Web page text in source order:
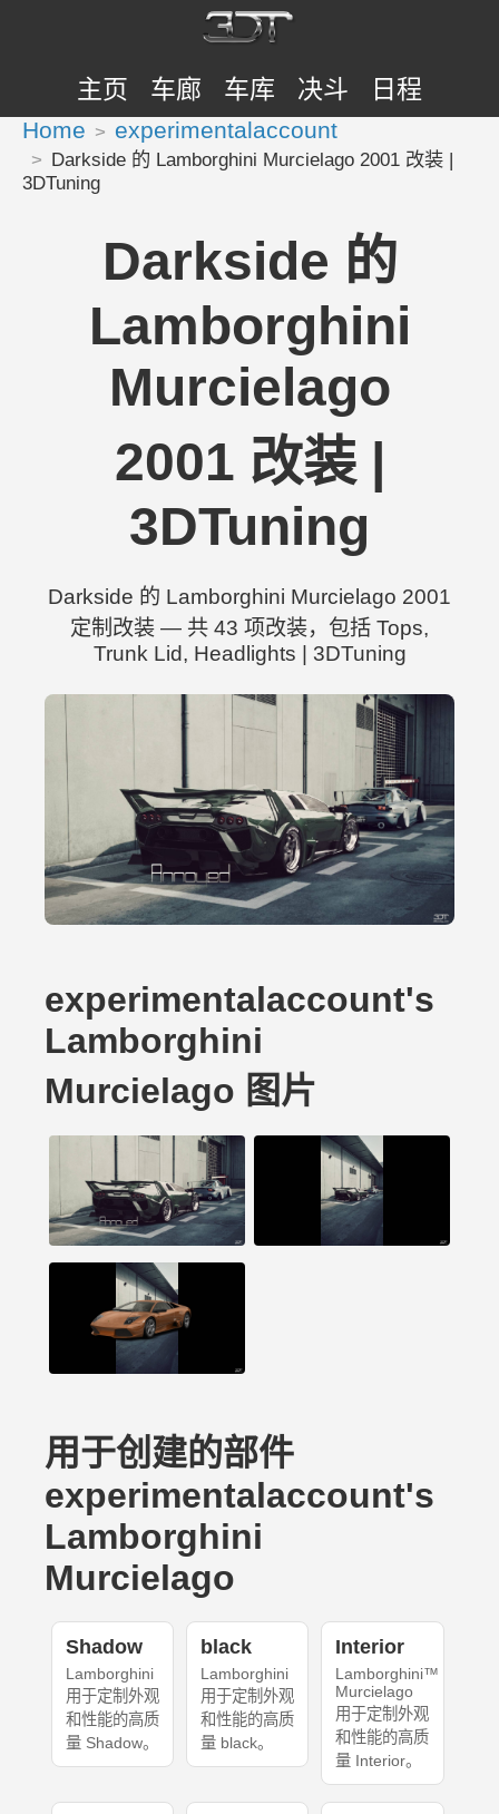
主页 车廊 车库 决斗 日程
Home experimentalaccount
Darkside 的 Lamborghini Murcielago 2001 改装 |
3DTuning
Darkside 的
Lamborghini
Murcielago
2001 改装 |
3DTuning
Darkside 的 Lamborghini Murcielago 2001
定制改装 — 共 43 项改装，包括 Tops,
Trunk Lid, Headlights | 3DTuning
experimentalaccount's
Lamborghini
Murcielago 图片
用于创建的部件
experimentalaccount's
Lamborghini
Murcielago
Shadow
Lamborghini
用于定制外观
和性能的高质
量 Shadow。
black
Lamborghini
用于定制外观
和性能的高质
量 black。
Interior
Lamborghini™
Murcielago
用于定制外观
和性能的高质
量 Interior。